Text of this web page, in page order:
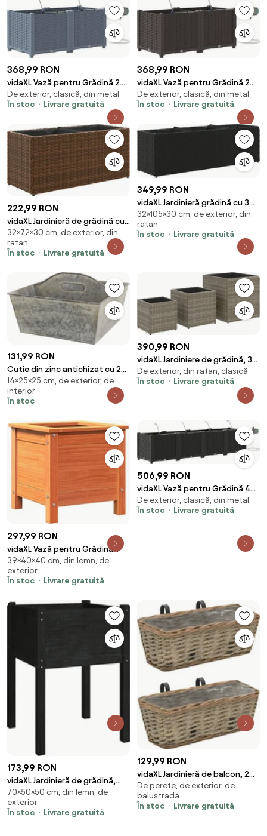
368,99 RON
vidaXL Vază pentru Grădină 2
pcs Gri Deschis Oțel
De exterior, clasică, din metal
În stoc
Livrare gratuită
368,99 RON
vidaXL Vază pentru Grădină 2
pcs Maro Oțel
De exterior, clasică, din metal
În stoc
Livrare gratuită
222,99 RON
vidaXL Jardinieră de grădină cu
2 ghivece, maro, 72x30x32 cm
poliratan
32×72×30 cm, de exterior, din
ratan
În stoc
Livrare gratuită
349,99 RON
vidaXL Jardinieră grădină cu 3
ghivece, negru, 105x30x32 cm
poliratan
32×105×30 cm, de exterior, din
ratan
În stoc
Livrare gratuită
131,99 RON
Cutie din zinc antichizat cu 2
compartimente și mâner
14×25×25 cm, de exterior, de
interior
În stoc
390,99 RON
vidaXL Jardiniere de grădină, 3
buc., gri, poliratan
De exterior, din ratan, clasică
În stoc
Livrare gratuită
297,99 RON
vidaXL Vază pentru Grădină
Maroniu cerat 40 x 40 x 39 cm
39×40×40 cm, din lemn, de
exterior
În stoc
Livrare gratuită
506,99 RON
vidaXL Vază pentru Grădină 4
pcs Negru Oțel
De exterior, clasică, din metal
În stoc
Livrare gratuită
173,99 RON
vidaXL Jardinieră de grădină,
negru, 50x50x70 cm, lemn
masiv de pin
70×50×50 cm, din lemn, de
exterior
În stoc
Livrare gratuită
129,99 RON
vidaXL Jardinieră de balcon, 2
buc., 40 cm, răchită
căptușeală PE
De perete, de exterior, de
balustradă
În stoc
Livrare gratuită